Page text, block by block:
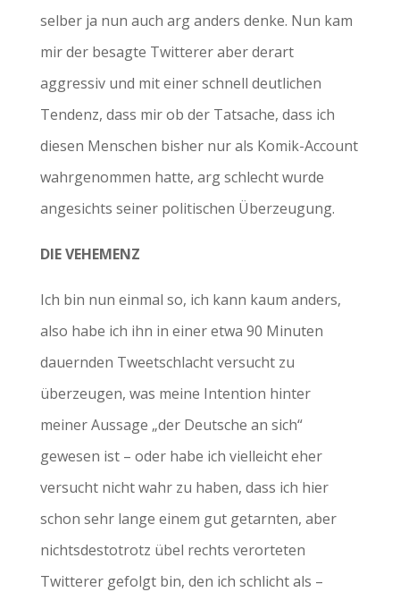
selber ja nun auch arg anders denke. Nun kam
mir der besagte Twitterer aber derart
aggressiv und mit einer schnell deutlichen
Tendenz, dass mir ob der Tatsache, dass ich
diesen Menschen bisher nur als Komik-Account
wahrgenommen hatte, arg schlecht wurde
angesichts seiner politischen Überzeugung.
DIE VEHEMENZ
Ich bin nun einmal so, ich kann kaum anders,
also habe ich ihn in einer etwa 90 Minuten
dauernden Tweetschlacht versucht zu
überzeugen, was meine Intention hinter
meiner Aussage „der Deutsche an sich“
gewesen ist – oder habe ich vielleicht eher
versucht nicht wahr zu haben, dass ich hier
schon sehr lange einem gut getarnten, aber
nichtsdestotrotz übel rechts verorteten
Twitterer gefolgt bin, den ich schlicht als –